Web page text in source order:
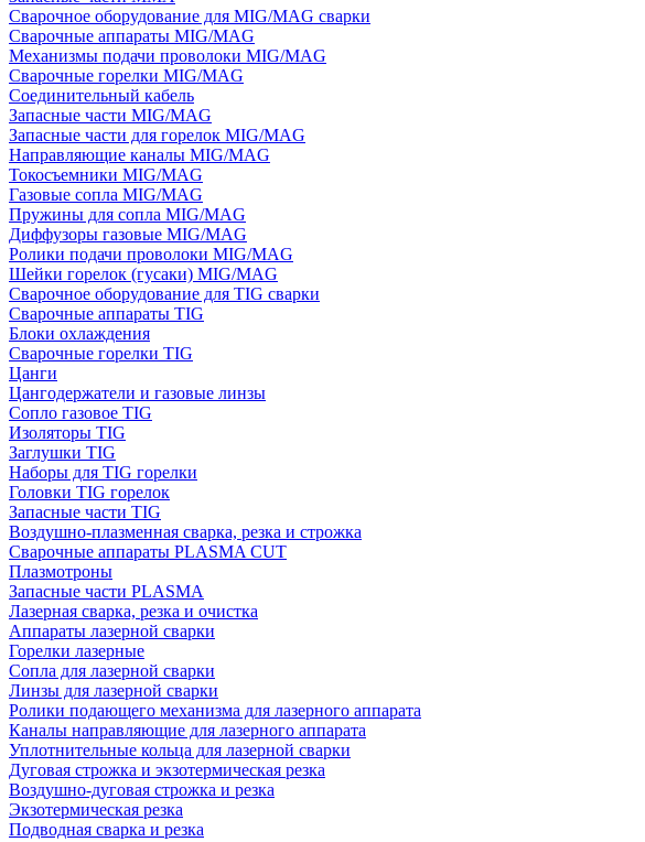
Сварочное оборудование для MIG/MAG сварки
Сварочные аппараты MIG/MAG
Механизмы подачи проволоки MIG/MAG
Сварочные горелки MIG/MAG
Соединительный кабель
Запасные части MIG/MAG
Запасные части для горелок MIG/MAG
Направляющие каналы MIG/MAG
Токосъемники MIG/MAG
Газовые сопла MIG/MAG
Пружины для сопла MIG/MAG
Диффузоры газовые MIG/MAG
Ролики подачи проволоки MIG/MAG
Шейки горелок (гусаки) MIG/MAG
Сварочное оборудование для TIG сварки
Сварочные аппараты TIG
Блоки охлаждения
Сварочные горелки TIG
Цанги
Цангодержатели и газовые линзы
Сопло газовое TIG
Изоляторы TIG
Заглушки TIG
Наборы для TIG горелки
Головки TIG горелок
Запасные части TIG
Воздушно-плазменная сварка, резка и строжка
Сварочные аппараты PLASMA CUT
Плазмотроны
Запасные части PLASMA
Лазерная сварка, резка и очистка
Аппараты лазерной сварки
Горелки лазерные
Сопла для лазерной сварки
Линзы для лазерной сварки
Ролики подающего механизма для лазерного аппарата
Каналы направляющие для лазерного аппарата
Уплотнительные кольца для лазерной сварки
Дуговая строжка и экзотермическая резка
Воздушно-дуговая строжка и резка
Экзотермическая резка
Подводная сварка и резка